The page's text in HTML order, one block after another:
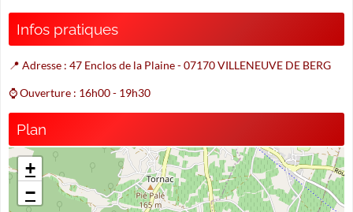
Infos pratiques
📍 Adresse : 47 Enclos de la Plaine - 07170 VILLENEUVE DE BERG
⌚ Ouverture : 16h00 - 19h30
Plan
+
−